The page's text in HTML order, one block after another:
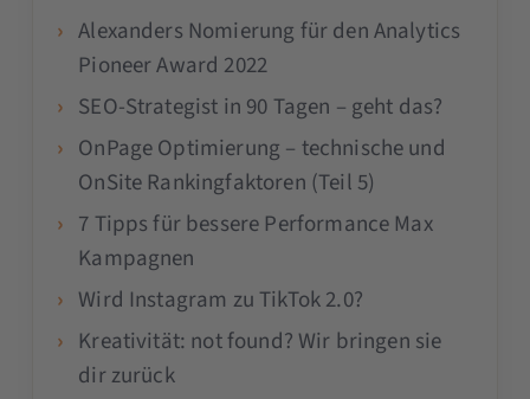
Alexanders Nomierung für den Analytics
Pioneer Award 2022
SEO-Strategist in 90 Tagen – geht das?
OnPage Optimierung – technische und
OnSite Rankingfaktoren (Teil 5)
7 Tipps für bessere Performance Max
Kampagnen
Wird Instagram zu TikTok 2.0?
Kreativität: not found? Wir bringen sie
dir zurück